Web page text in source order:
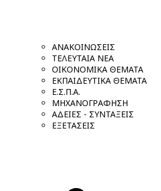
ΑΝΑΚΟΙΝΩΣΕΙΣ
ΤΕΛΕΥΤΑΙΑ ΝΕΑ
ΟΙΚΟΝΟΜΙΚΑ ΘΕΜΑΤΑ
ΕΚΠΑΙΔΕΥΤΙΚΑ ΘΕΜΑΤΑ
Ε.Σ.Π.Α.
ΜΗΧΑΝΟΓΡΑΦΗΣΗ
ΑΔΕΙΕΣ - ΣΥΝΤΑΞΕΙΣ
ΕΞΕΤΑΣΕΙΣ